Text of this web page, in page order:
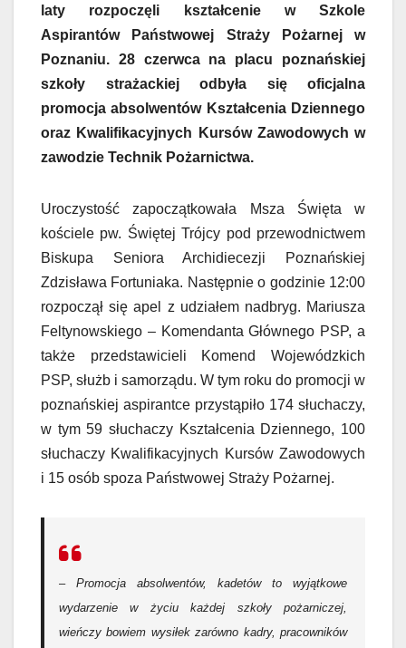
laty rozpoczęli kształcenie w Szkole
Aspirantów Państwowej Straży Pożarnej w
Poznaniu. 28 czerwca na placu poznańskiej
szkoły strażackiej odbyła się oficjalna
promocja absolwentów Kształcenia Dziennego
oraz Kwalifikacyjnych Kursów Zawodowych w
zawodzie Technik Pożarnictwa.
Uroczystość zapoczątkowała Msza Święta w
kościele pw. Świętej Trójcy pod przewodnictwem
Biskupa Seniora Archidiecezji Poznańskiej
Zdzisława Fortuniaka. Następnie o godzinie 12:00
rozpoczął się apel z udziałem nadbryg. Mariusza
Feltynowskiego – Komendanta Głównego PSP, a
także przedstawicieli Komend Wojewódzkich
PSP, służb i samorządu. W tym roku do promocji w
poznańskiej aspirantce przystąpiło 174 słuchaczy,
w tym 59 słuchaczy Kształcenia Dziennego, 100
słuchaczy Kwalifikacyjnych Kursów Zawodowych
i 15 osób spoza Państwowej Straży Pożarnej.
– Promocja absolwentów, kadetów to wyjątkowe
wydarzenie w życiu każdej szkoły pożarniczej,
wieńczy bowiem wysiłek zarówno kadry, pracowników